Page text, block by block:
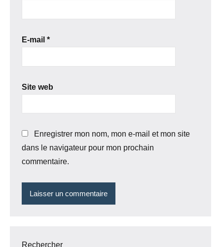
E-mail *
Site web
Enregistrer mon nom, mon e-mail et mon site
dans le navigateur pour mon prochain
commentaire.
Rechercher